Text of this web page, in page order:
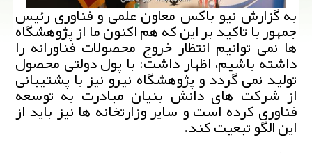
به گزارش نیو باكس معاون علمی و فناوری رئیس
جمهور با تاكید بر این كه هم اكنون ما از پژوهشگاه
ها نمی توانیم انتظار خروج محصولات فناورانه را
داشته باشیم، اظهار داشت: با پول دولتی محصول
تولید نمی گردد و پژوهشگاه نیرو نیز با پشتیبانی
از شركت های دانش بنیان مبادرت به توسعه
فناوری كرده است و سایر وزارتخانه ها نیز باید از
این الگو تبعیت كند.